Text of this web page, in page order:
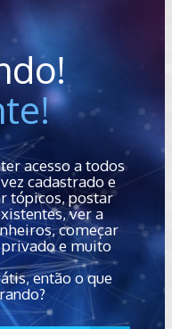
acesso a todos
cadastrado e
tópicos, postar
ver a
começar
e muito
então o que